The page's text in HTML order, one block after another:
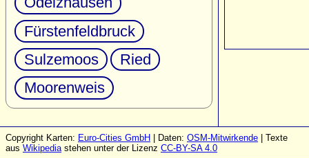
Fürstenfeldbruck
Sulzemoos
Ried
Moorenweis
Copyright Karten: Euro-Cities GmbH | Daten: OSM-Mitwirkende | Texte
aus Wikipediastehen unter der Lizenz CC-BY-SA 4.0